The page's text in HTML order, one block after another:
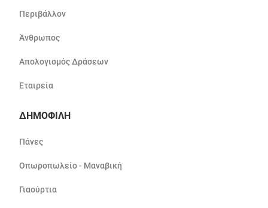
Περιβάλλον
Άνθρωπος
Απολογισμός Δράσεων
Εταιρεία
ΔΗΜΟΦΙΛΗ
Πάνες
Οπωροπωλείο - Μαναβική
Γιαούρτια